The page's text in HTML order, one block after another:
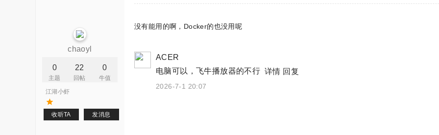
chaoyl
0
主题
22
回帖
0
牛值
江湖小虾
收听TA 发消息
没有能用的啊，Docker的也没用呢
ACER
电脑可以，飞牛播放器的不行 详情 回复
2026-7-1 20:07